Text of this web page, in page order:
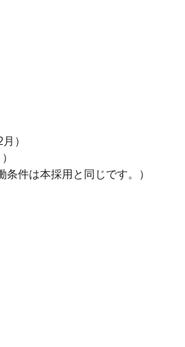
）
件は本採用と同じです。）